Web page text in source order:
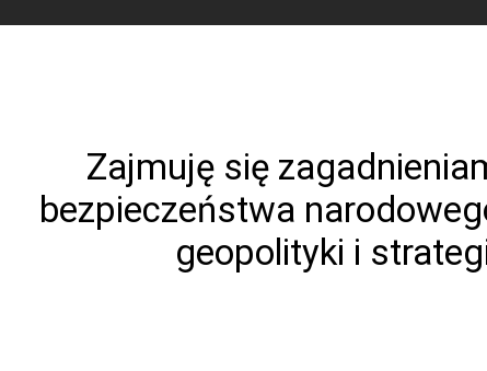
Zajmuję się
bezpieczeństwa
geopolityki i